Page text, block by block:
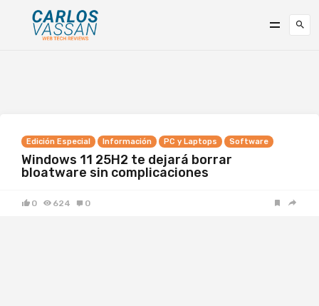
Edición Especial Información PC y Laptops Software
Windows 11 25H2 te dejará borrar
bloatware sin complicaciones
0 624 0